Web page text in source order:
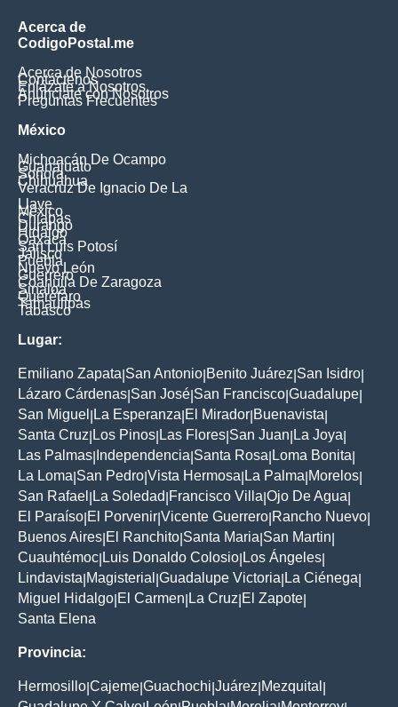
Acerca de
CodigoPostal.me
Acerca de Nosotros
Contáctenos
Enlázate a Nosotros
Anúnciate con Nosotros
Preguntas Frecuentes
México
Michoacán De Ocampo
Guanajuato
Sonora
Chihuahua
Veracruz De Ignacio De La
Llave
México
Chiapas
Durango
Hidalgo
Oaxaca
San Luis Potosí
Jalisco
Puebla
Nuevo León
Guerrero
Coahuila De Zaragoza
Sinaloa
Querétaro
Tamaulipas
Tabasco
Lugar:
Emiliano Zapata San Antonio Benito Juárez San Isidro
Lázaro Cárdenas San José San Francisco Guadalupe
San Miguel
La Esperanza El Mirador Buenavista
Santa Cruz Los Pinos Las Flores San Juan La Joya
Las Palmas Independencia Santa Rosa Loma Bonita
La Loma San Pedro Vista Hermosa La Palma Morelos
San Rafael
La Soledad Francisco Villa Ojo De Agua
El Paraíso El Porvenir Vicente Guerrero Rancho Nuevo
Buenos Aires El Ranchito Santa Maria San Martin
Cuauhtémoc Luis Donaldo Colosio Los Ángeles
Lindavista Magisterial Guadalupe Victoria La Ciénega
Miguel Hidalgo El Carmen La Cruz El Zapote
Santa Elena
Provincia:
Hermosillo Cajeme Guachochi Juárez Mezquital